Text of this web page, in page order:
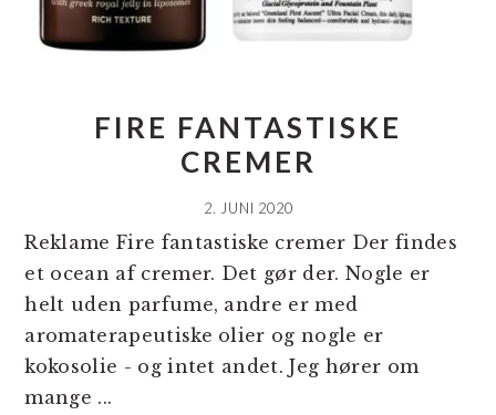
FIRE FANTASTISKE
CREMER
2. JUNI 2020
Reklame Fire fantastiske cremer Der findes
et ocean af cremer. Det gør der. Nogle er
helt uden parfume, andre er med
aromaterapeutiske olier og nogle er
kokosolie - og intet andet. Jeg hører om
mange ...